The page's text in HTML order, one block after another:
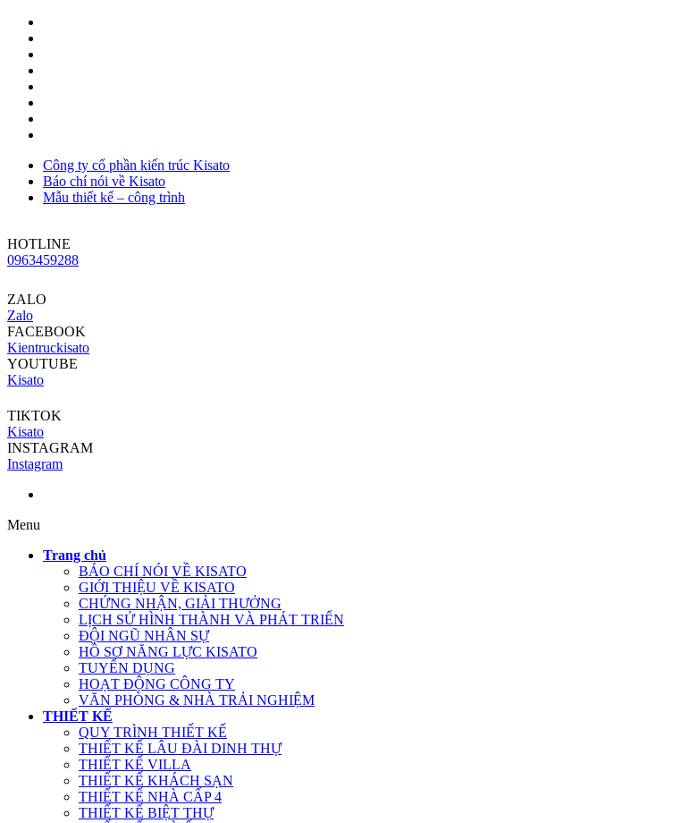
Công ty cổ phần kiến trúc Kisato
Báo chí nói về Kisato
Mẫu thiết kế – công trình
HOTLINE
0963459288
ZALO
Zalo
FACEBOOK
Kientruckisato
YOUTUBE
Kisato
TIKTOK
Kisato
INSTAGRAM
Instagram
Menu
Trang chủ
BÁO CHÍ NÓI VỀ KISATO
GIỚI THIỆU VỀ KISATO
CHỨNG NHẬN, GIẢI THƯỞNG
LỊCH SỬ HÌNH THÀNH VÀ PHÁT TRIỂN
ĐỘI NGŨ NHÂN SỰ
HỒ SƠ NĂNG LỰC KISATO
TUYỂN DỤNG
HOẠT ĐỘNG CÔNG TY
VĂN PHÒNG & NHÀ TRẢI NGHIỆM
THIẾT KẾ
QUY TRÌNH THIẾT KẾ
THIẾT KẾ LÂU ĐÀI DINH THỰ
THIẾT KẾ VILLA
THIẾT KẾ KHÁCH SẠN
THIẾT KẾ NHÀ CẤP 4
THIẾT KẾ BIỆT THỰ